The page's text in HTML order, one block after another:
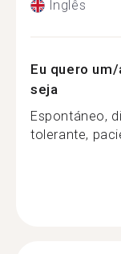
Inglês
Eu quero
seja
Espontáneo,
tolerante,